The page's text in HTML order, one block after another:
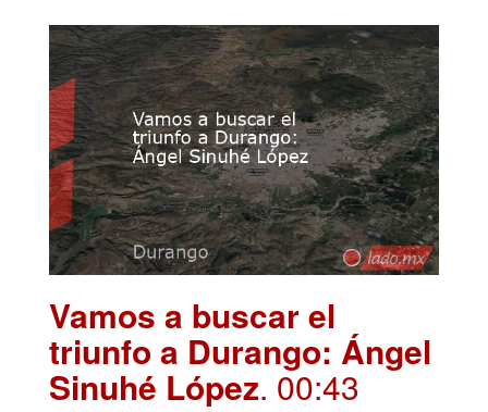
Vamos a buscar el
triunfo a Durango: Ángel
Sinuhé López. 00:43